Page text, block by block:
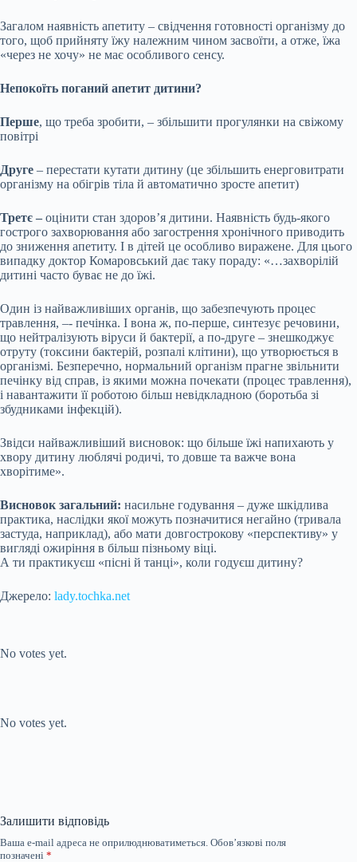
Загалом наявність апетиту – свідчення готовності організму до
того, щоб прийняту їжу належним чином засвоїти, а отже, їжа
«через не хочу» не має особливого сенсу.
Непокоїть поганий апетит дитини?
Перше, що треба зробити, – збільшити прогулянки на свіжому
повітрі
Друге – перестати кутати дитину (це збільшить енерговитрати
організму на обігрів тіла й автоматично зросте апетит)
Третє – оцінити стан здоров’я дитини. Наявність будь-якого
гострого захворювання або загострення хронічного приводить
до зниження апетиту. І в дітей це особливо виражене. Для цього
випадку доктор Комаровський дає таку пораду: «…захворілій
дитині часто буває не до їжі.
Один із найважливіших органів, що забезпечують процес
травлення, –- печінка. І вона ж, по-перше, синтезує речовини,
що нейтралізують віруси й бактерії, а по-друге – знешкоджує
отруту (токсини бактерій, розпалі клітини), що утворюється в
організмі. Безперечно, нормальний організм прагне звільнити
печінку від справ, із якими можна почекати (процес травлення),
і навантажити її роботою більш невідкладною (боротьба зі
збудниками інфекцій).
Звідси найважливіший висновок: що більше їжі напихають у
хвору дитину люблячі родичі, то довше та важче вона
хворітиме».
Висновок загальний: насильне годування – дуже шкідлива
практика, наслідки якої можуть позначитися негайно (тривала
застуда, наприклад), або мати довгострокову «перспективу» у
вигляді ожиріння в більш пізньому віці.
А ти практикуєш «пісні й танці», коли годуєш дитину?
Джерело: lady.tochka.net
No votes yet.
No votes yet.
Залишити відповідь
Ваша e-mail адреса не оприлюднюватиметься. Обов’язкові поля
позначені *